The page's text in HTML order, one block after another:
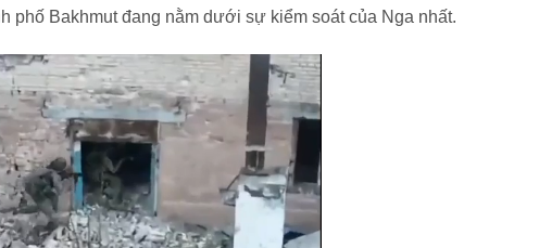
phố Bakhmut đang nằm dưới sự kiểm soát của Nga nhất.